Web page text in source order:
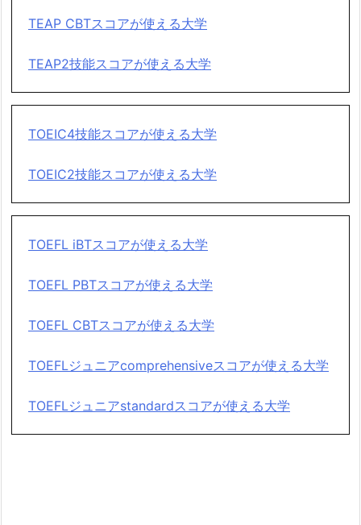
TEAP CBTスコアが使える大学
TEAP2技能スコアが使える大学
TOEIC4技能スコアが使える大学
TOEIC2技能スコアが使える大学
TOEFL iBTスコアが使える大学
TOEFL PBTスコアが使える大学
TOEFL CBTスコアが使える大学
TOEFLジュニアcomprehensiveスコアが使える大学
TOEFLジュニアstandardスコアが使える大学